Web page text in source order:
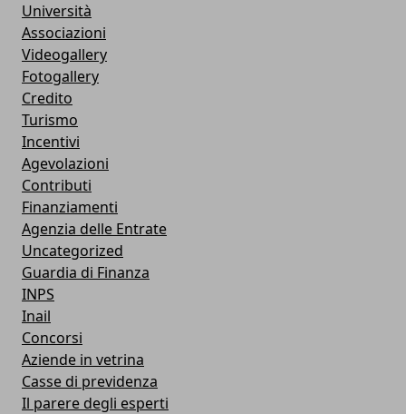
Università
Associazioni
Videogallery
Fotogallery
Credito
Turismo
Incentivi
Agevolazioni
Contributi
Finanziamenti
Agenzia delle Entrate
Uncategorized
Guardia di Finanza
INPS
Inail
Concorsi
Aziende in vetrina
Casse di previdenza
Il parere degli esperti